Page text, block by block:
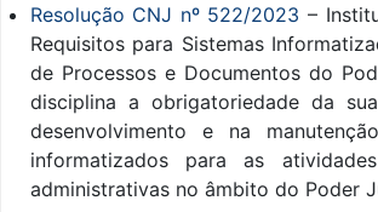
Resolução CNJ nº 522/2023 –
Requisitos para Sistemas
de Processos e Documentos do
disciplina a obrigatoriedade da
desenvolvimento e na
informatizados para as
administrativas no âmbito do Poder